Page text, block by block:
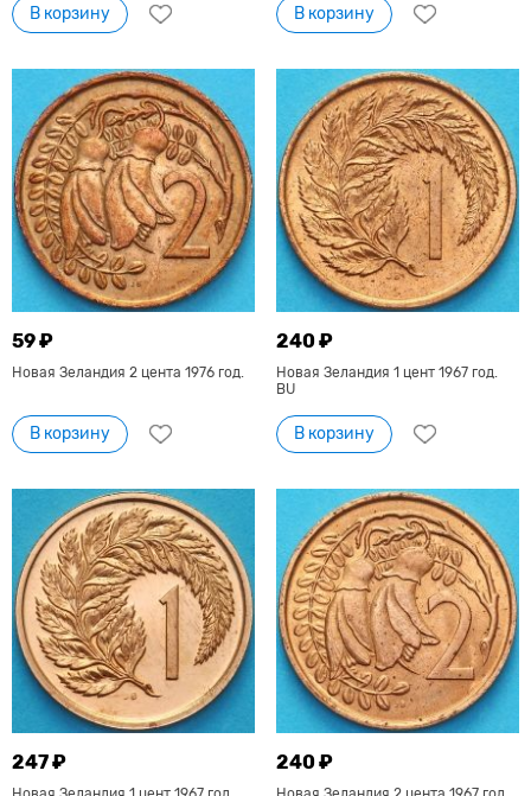
В корзину В корзину
59 ₽
Новая Зеландия 2 цента 1976 год.
В корзину
240 ₽
Новая Зеландия 1 цент 1967 год.
BU
В корзину
247 ₽ 240 ₽